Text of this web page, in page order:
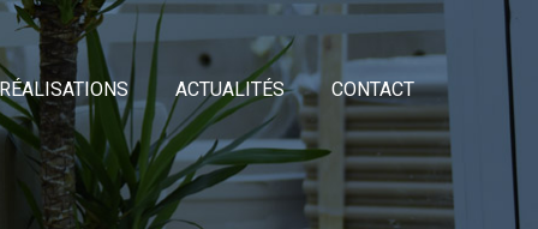
RÉALISATIONS ACTUALITÉS CONTACT